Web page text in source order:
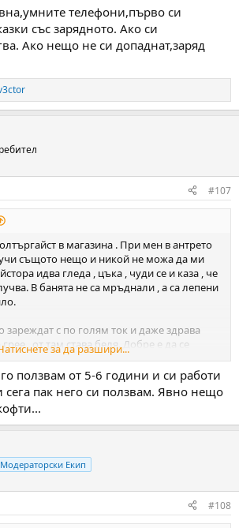
телефони,първо си
със зарядното. Ако си
Ако нещо не си допаднат,заряд
#107
в магазина . При мен в антрето
същото нещо и никой не можа да ми
идва гледа , цъка , чуди се и каза , че
В банята не са мръднали , а са лепени
зареждат с по голям ток и даже здрава
, от там става беля. Добре е да се
зарядно на телефона , въпреки ,че и с
за да разшири...
ползвам от 5-6 години и си работи
пак него си ползвам. Явно нещо
Модераторски Екип
#108